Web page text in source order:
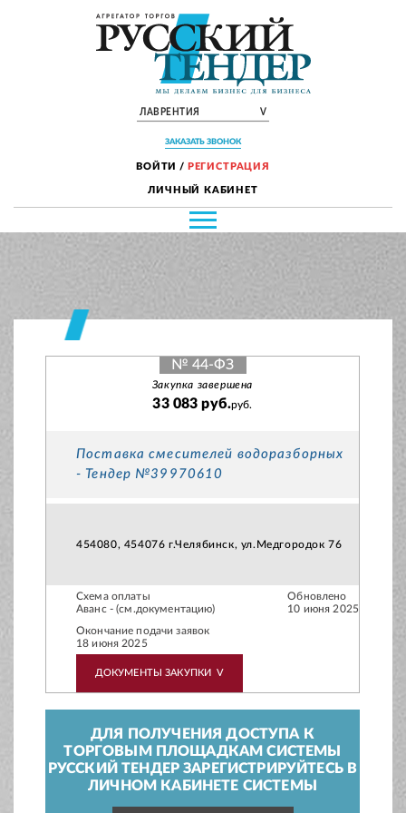
ЛАВРЕНТИЯ V
ЗАКАЗАТЬ ЗВОНОК
ВОЙТИ / РЕГИСТРАЦИЯ
ЛИЧНЫЙ КАБИНЕТ
№ 44-ФЗ
Закупка завершена
33 083 руб.руб.
Поставка смесителей водоразборных
- Тендер №39970610
454080, 454076 г.Челябинск, ул.Медгородок 76
Схема оплаты
Аванс - (см.документацию)
Обновлено
10 июня 2025
Окончание подачи заявок
18 июня 2025
ДОКУМЕНТЫ ЗАКУПКИ V
ДЛЯ ПОЛУЧЕНИЯ ДОСТУПА К
ТОРГОВЫМ ПЛОЩАДКАМ СИСТЕМЫ
РУССКИЙ ТЕНДЕР ЗАРЕГИСТРИРУЙТЕСЬ В
ЛИЧНОМ КАБИНЕТЕ СИСТЕМЫ